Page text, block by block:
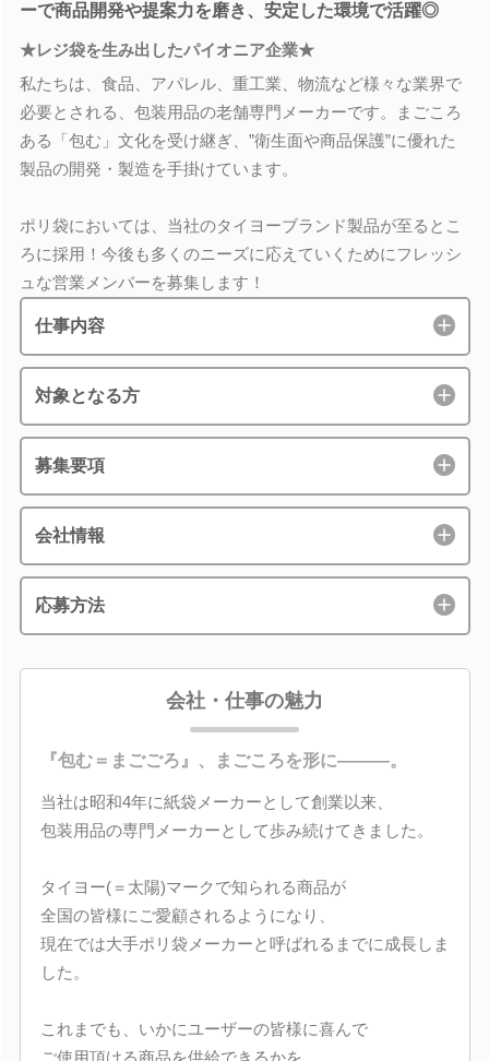
ーで商品開発や提案力を磨き、安定した環境で活躍◎
★レジ袋を生み出したパイオニア企業★
私たちは、食品、アパレル、重工業、物流など様々な業界で
必要とされる、包装用品の老舗専門メーカーです。まごころ
ある「包む」文化を受け継ぎ、”衛生面や商品保護”に優れた
製品の開発・製造を手掛けています。
ポリ袋においては、当社のタイヨーブランド製品が至るとこ
ろに採用！今後も多くのニーズに応えていくためにフレッシ
ュな営業メンバーを募集します！
仕事内容
対象となる方
募集要項
会社情報
応募方法
会社・仕事の魅力
『包む＝まごごろ』、まごころを形に―――。
当社は昭和4年に紙袋メーカーとして創業以来、
包装用品の専門メーカーとして歩み続けてきました。
タイヨー(＝太陽)マークで知られる商品が
全国の皆様にご愛顧されるようになり、
現在では大手ポリ袋メーカーと呼ばれるまでに成長しま
した。
これまでも、いかにユーザーの皆様に喜んで
ご使用頂ける商品を供給できるかを